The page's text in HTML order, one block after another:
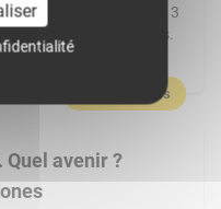
année dépasser les 3
et légumes transformés.
[…]
En savoir plus
avenir ?